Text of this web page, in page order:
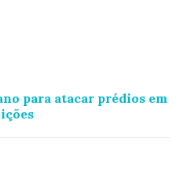
para atacar prédios em